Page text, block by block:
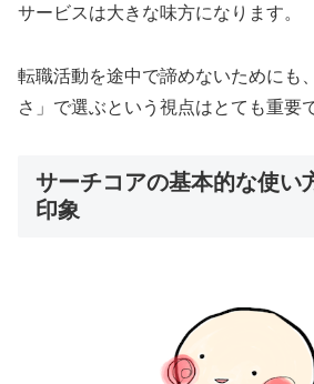
サービスは大きな味方になります。
転職活動を途中で諦めないためにも
さ」で選ぶという視点はとても重要
サーチコアの基本的な使い
印象